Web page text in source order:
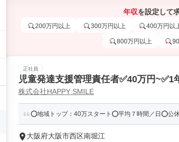
年収を設定して
200万円以上 300万円以上 400万円以
800万円以上
正社員
児童発達支援管理責任者✅40万円
無し✅送迎業務無し✅10時15分~18時
達支援・放課後等デイサｰビス
株式会社HAPPY SMILE
⭕地域トップ：40万スタート⭕平均７時間／日⭕公
大阪府大阪市西区南堀江